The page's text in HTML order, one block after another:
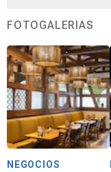
FOTOGALERÍAS
NEGOCIOS